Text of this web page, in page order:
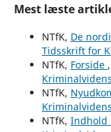
Mest læste
NTfK, De
Tidsskrift for
NTfK, Forside ,
NTfK,
NTfK, Indhold